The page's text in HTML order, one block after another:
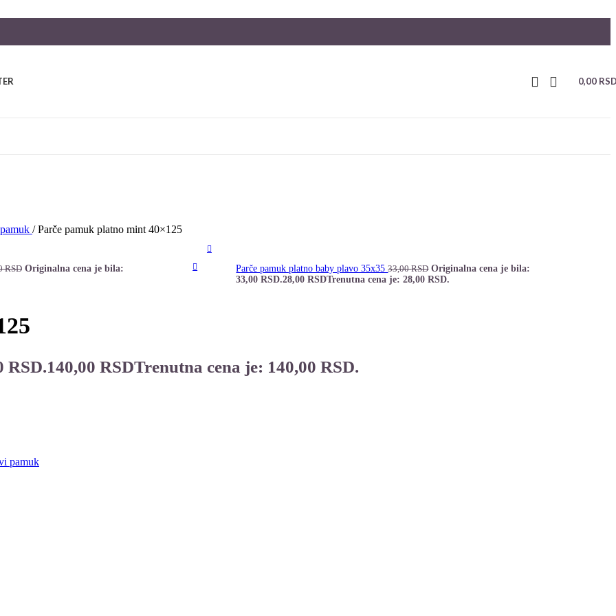
0,00
/ Parče pamuk platno mint 40×125
RSD Originalna cena je bila:
Parče pamuk platno baby plavo 35x3533,00RSD Originalna cena je bila:
33,00 RSD.28,00RSDTrenutna cena je: 28,00 RSD.
RSD.140,00 RSDTrenutna cena je: 140,00 RSD.
pamuk